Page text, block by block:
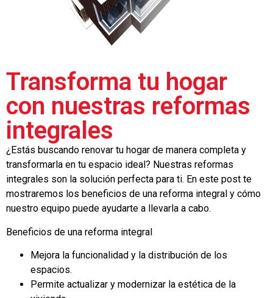
Transforma tu hogar
con nuestras reformas
integrales
¿Estás buscando renovar tu hogar de manera completa y
transformarla en tu espacio ideal? Nuestras reformas
integrales son la solución perfecta para ti. En este post te
mostraremos los beneficios de una reforma integral y cómo
nuestro equipo puede ayudarte a llevarla a cabo.
Beneficios de una reforma integral
Mejora la funcionalidad y la distribución de los
espacios.
Permite actualizar y modernizar la estética de la